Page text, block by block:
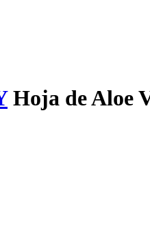
Hoja de Aloe